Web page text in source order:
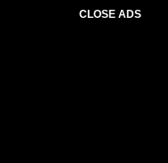
CLOSE ADS